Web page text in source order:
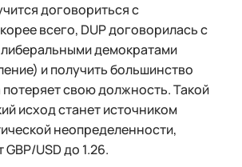
договориться с
всего, DUP договорилась с
демократами
и получить большинство
потеряет свою должность. Такой
исход станет источником
неопределенности,
USD до 1.26.